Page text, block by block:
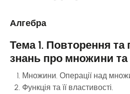
Алгебра
Тема 1. Повторення та
знань про множини та
Множини. Операції над
Функція та її властивості.